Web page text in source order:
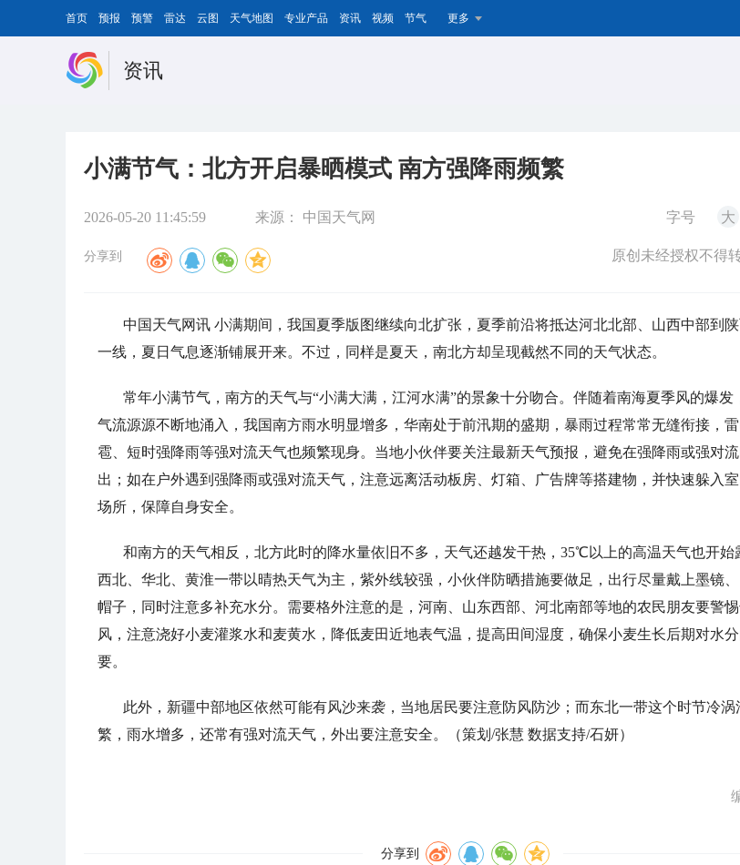
首页 预报 预警 雷达 云图 天气地图 专业产品 资讯 视频 节气 更多
资讯
小满节气：北方开启暴晒模式 南方强降雨频繁
2026-05-20 11:45:59 来源： 中国天气网 字号 大
分享到 原创未经授权不得
中国天气网讯 小满期间，我国夏季版图继续向北扩张，夏季前沿将抵达河北北部、山西中部到
一线，夏日气息逐渐铺展开来。不过，同样是夏天，南北方却呈现截然不同的天气状态。
常年小满节气，南方的天气与“小满大满，江河水满”的景象十分吻合。伴随着南海夏季风的爆发
气流源源不断地涌入，我国南方雨水明显增多，华南处于前汛期的盛期，暴雨过程常常无缝衔接，
雹、短时强降雨等强对流天气也频繁现身。当地小伙伴要关注最新天气预报，避免在强降雨或强对
出；如在户外遇到强降雨或强对流天气，注意远离活动板房、灯箱、广告牌等搭建物，并快速躲入
场所，保障自身安全。
和南方的天气相反，北方此时的降水量依旧不多，天气还越发干热，35℃以上的高温天气也开始
西北、华北、黄淮一带以晴热天气为主，紫外线较强，小伙伴防晒措施要做足，出行尽量戴上墨镜、
帽子，同时注意多补充水分。需要格外注意的是，河南、山东西部、河北南部等地的农民朋友要警
风，注意浇好小麦灌浆水和麦黄水，降低麦田近地表气温，提高田间湿度，确保小麦生长后期对水
要。
此外，新疆中部地区依然可能有风沙来袭，当地居民要注意防风防沙；而东北一带这个时节冷涡
繁，雨水增多，还常有强对流天气，外出要注意安全。（策划/张慧 数据支持/石妍）
分享到